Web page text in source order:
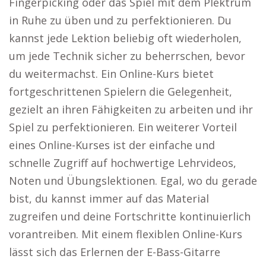
in Ruhe zu üben und zu perfektionieren. Du
kannst jede Lektion beliebig oft wiederholen,
um jede Technik sicher zu beherrschen, bevor
du weitermachst. Ein Online-Kurs bietet
fortgeschrittenen Spielern die Gelegenheit,
gezielt an ihren Fähigkeiten zu arbeiten und ihr
Spiel zu perfektionieren. Ein weiterer Vorteil
eines Online-Kurses ist der einfache und
schnelle Zugriff auf hochwertige Lehrvideos,
Noten und Übungslektionen. Egal, wo du gerade
bist, du kannst immer auf das Material
zugreifen und deine Fortschritte kontinuierlich
vorantreiben. Mit einem flexiblen Online-Kurs
lässt sich das Erlernen der E-Bass-Gitarre